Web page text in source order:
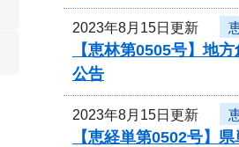
2023年8月15日更新
【恵林第0505号】地
公告
2023年8月15日更新
【恵経単第0502号】